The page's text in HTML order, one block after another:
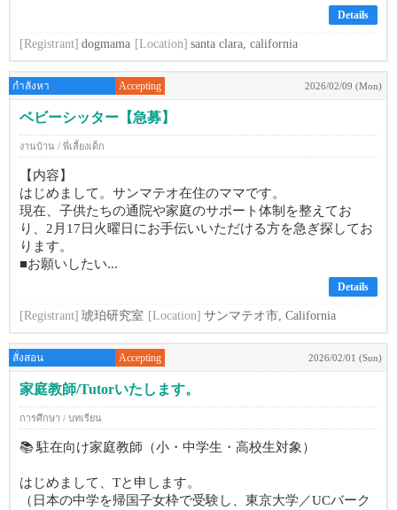
Details
[Registrant] dogmama [Location] santa clara, california
กำลังหา Accepting 2026/02/09 (Mon)
ベビーシッター【急募】
งานบ้าน / พี่เลี้ยงเด็ก
【内容】
はじめまして。サンマテオ在住のママです。
現在、子供たちの通院や家庭のサポート体制を整えてお
り、2月17日火曜日にお手伝いいただける方を急ぎ探してお
ります。
■お願いしたい...
Details
[Registrant] 琥珀研究室 [Location] サンマテオ市, California
สั่งสอน Accepting 2026/02/01 (Sun)
家庭教師/Tutorいたします。
การศึกษา / บทเรียน
📚 駐在向け家庭教師（小・中学生・高校生対象）
はじめまして、Tと申します。
（日本の中学を帰国子女枠で受験し、東京大学／UCバーク